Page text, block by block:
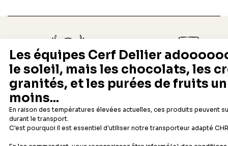
Depuis 1932
Fabricant français reconnu
Livraison rapide 24/48h
Offerte dès 69 € en point